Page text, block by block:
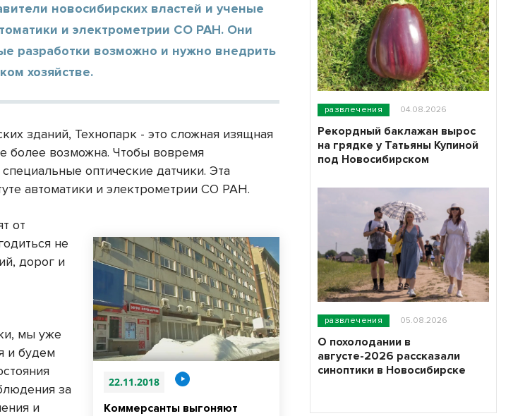
новосибирских властей и ученые
и электрометрии СО РАН. Они
разработки возможно и нужно внедрить
хозяйстве.
зданий, Технопарк - это сложная изящная
более возможна. Чтобы вовремя
оптические датчики. Эта
автоматики и электрометрии СО РАН.
22.11.2018
Коммерсанты выгоняют
от
не
дорог и
мы уже
и будем
за
и
развлечения 04.08.2026
Рекордный баклажан вырос
на грядке у Татьяны Купиной
под Новосибирском
развлечения 05.08.2026
О похолодании в
августе-2026 рассказали
синоптики в Новосибирске